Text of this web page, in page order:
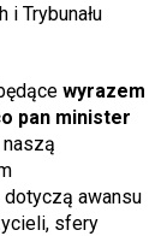
Trybunału
wyrazem
pan minister
awansu
sfery